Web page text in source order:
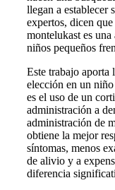
llegan a establecer
expertos, dicen
montelukast es una
niños pequeños
Este trabajo aporta
elección en un
es el uso de un
administración a
administración de
obtiene la mejor
síntomas, menos
de alivio y a
diferencia